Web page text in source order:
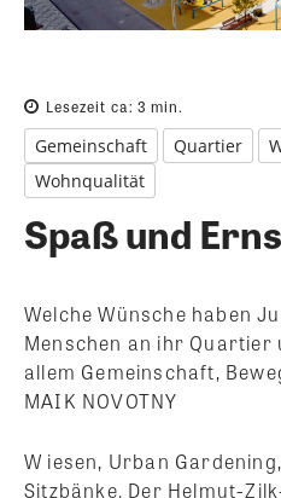
Lesezeit ca: 3 min.
Gemeinschaft Quartier
Wohnqualität
Spaß und
Welche Wünsche haben
Menschen an ihr Quartier
allem Gemeinschaft,
MAIK NOVOTNY
W iesen, Urban
Sitzbänke. Der Helmut-